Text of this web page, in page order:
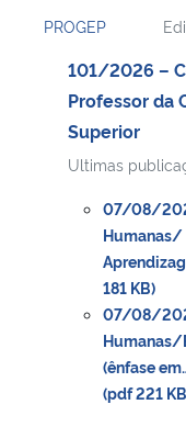
Ministério do
Ministério da Mulher, da
Secretaria-Geral
Secretaria de Governo
Gabinete de Segurança
Advocacia-Geral da União
PROGEP
101/2026 –
Professor da
Superior
Ultimas
07/08/
Humanas/
181 KB)
07/08/
Humanas/
(ênfase
(pdf 221